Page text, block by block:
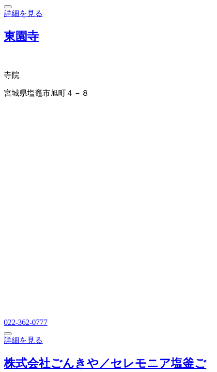
詳細を見る
東園寺
寺院
宮城県塩竈市旭町４－８
022-362-0777
詳細を見る
株式会社ごんきや／セレモニア塩釜ご